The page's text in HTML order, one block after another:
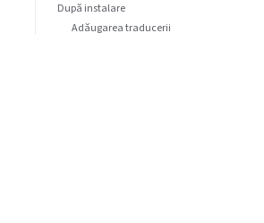
După instalare
Adăugarea traducerii